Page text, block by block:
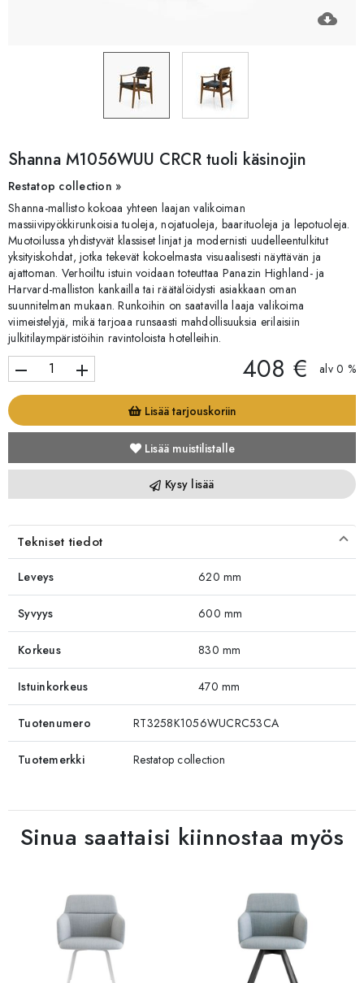
cloud_download
Shanna M1056WUU CRCR tuoli käsinojin
Restatop collection »
Shanna-mallisto kokoaa yhteen laajan valikoiman
massiivipyökkirunkoisia tuoleja, nojatuoleja, baarituoleja ja lepotuoleja.
Muotoilussa yhdistyvät klassiset linjat ja modernisti uudelleentulkitut
yksityiskohdat, jotka tekevät kokoelmasta visuaalisesti näyttävän ja
ajattoman. Verhoiltu istuin voidaan toteuttaa Panazin Highland- ja
Harvard-malliston kankailla tai räätälöidysti asiakkaan oman
suunnitelman mukaan. Runkoihin on saatavilla laaja valikoima
viimeistelyjä, mikä tarjoaa runsaasti mahdollisuuksia erilaisiin
julkitilaympäristöihin ravintoloista hotelleihin.
remove add 408 € alv 0 %
Lisää tarjouskoriin
Lisää muistilistalle
Kysy lisää
Tekniset tiedot
Leveys 620 mm
Syvyys 600 mm
Korkeus 830 mm
Istuinkorkeus 470 mm
Tuotenumero RT3258K1056WUCRC53CA
Tuotemerkki Restatop collection
Sinua saattaisi kiinnostaa myös